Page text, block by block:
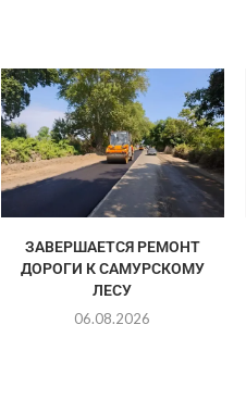
ЗАВЕРШАЕТСЯ РЕМОНТ
ДОРОГИ К САМУРСКОМУ
ЛЕСУ
06.08.2026